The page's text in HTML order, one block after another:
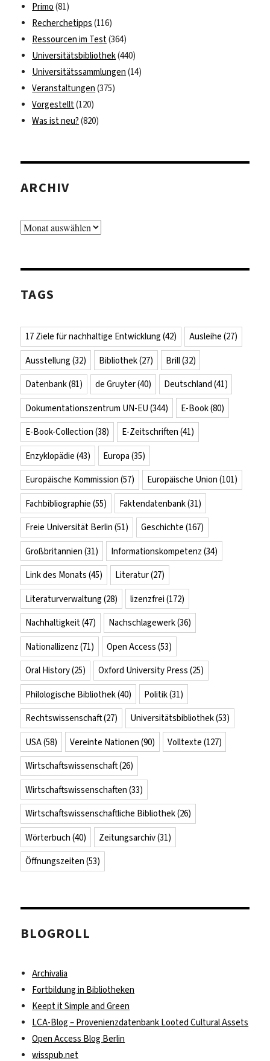
Primo (81)
Recherchetipps (116)
Ressourcen im Test(364)
Universitätsbibliothek(440)
Universitätssammlungen (14)
Veranstaltungen (375)
Vorgestellt(120)
Was ist neu? (820)
ARCHIV
Archiv
TAGS
17 Ziele für nachhaltige Entwicklung (42) Ausleihe (27)
Ausstellung (32) Bibliothek(27) Brill(32)
Datenbank(81) de Gruyter(40) Deutschland (41)
Dokumentationszentrum UN-EU (344) E-Book(80)
E-Book-Collection (38) E-Zeitschriften (41)
Enzyklopädie (43) Europa (35)
Europäische Kommission (57) Europäische Union (101)
Fachbibliographie (55) Faktendatenbank(31)
Freie Universität Berlin (51) Geschichte (167)
Großbritannien (31) Informationskompetenz (34)
Link des Monats (45) Literatur(27)
Literaturverwaltung (28) lizenzfrei (172)
Nachhaltigkeit(47) Nachschlagewerk(36)
Nationallizenz (71) Open Access (53)
Oral History(25) Oxford University Press (25)
Philologische Bibliothek(40) Politik(31)
Rechtswissenschaft(27) Universitätsbibliothek(53)
USA(58) Vereinte Nationen (90) Volltexte (127)
Wirtschaftswissenschaft(26)
Wirtschaftswissenschaften (33)
Wirtschaftswissenschaftliche Bibliothek(26)
Wörterbuch (40) Zeitungsarchiv(31)
Öffnungszeiten (53)
BLOGROLL
Archivalia
Fortbildung in Bibliotheken
Keept it Simple and Green
LCA-Blog – Provenienzdatenbank Looted Cultural Assets
Open Access Blog Berlin
wisspub.net